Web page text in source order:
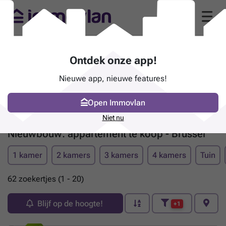
Nieuwbouw: appartement te koop - Brussel
1 kamer 2 kamers 3 kamers 4 kamers Tuin
62 zoekertjes (1 - 20)
Blijf op de hoogte! +1
Ontdek onze app!
Nieuwe app, nieuwe features!
Open Immovlan
Niet nu